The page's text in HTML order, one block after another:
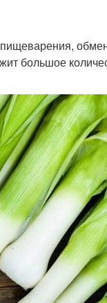
пищеварения,
большое